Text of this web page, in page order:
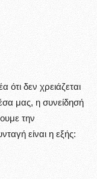
ότι δεν χρειάζεται
μας, η συνείδησή
την
είναι η εξής: